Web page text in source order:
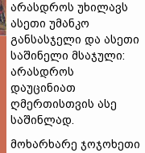
არასდროს უხილავს
ასეთი უმანკო
განსასჯელი და ასეთი
საშინელი მსაჯული:
არასდროს
დაუცინიათ
ღმერთისთვის ასე
საშინლად.
მოხარხარე ჯოჯოხეთი